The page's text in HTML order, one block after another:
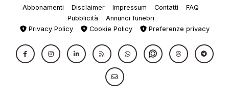
Abbonamenti Disclaimer Impressum Contatti
FAQ
Pubblicità
Annunci funebri
Privacy Policy
Cookie Policy Preferenze privacy